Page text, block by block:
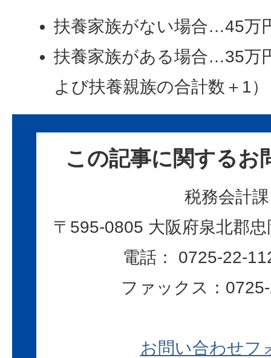
扶養家族がない場合…45万
扶養家族がある場合…35万
よび扶養親族の合計数＋1
この記事に関するお
税務会計課
〒595-0805 大阪府泉北郡
電話： 0725-22-
ファックス：
お問い合わせフ